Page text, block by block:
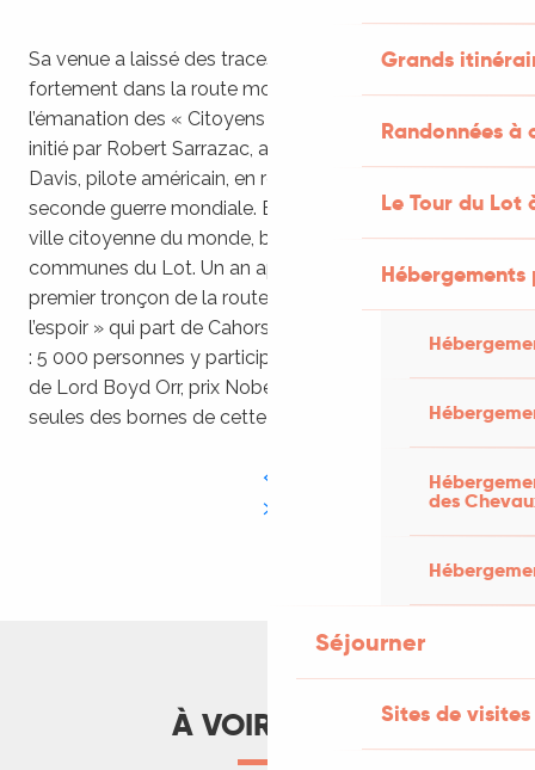
Grands
Randonnées
Le Tour du Lot
des
Séjourner
Sites de visites
Sa venue a laissé des traces : Il s’impliquera très
fortement dans la route mondiale n°1. Ce projet est
l’émanation des « Citoyens du monde », mouvement
initié par Robert Sarrazac, ancien résistant et Gary
Davis, pilote américain, en réaction aux horreurs de la
seconde guerre mondiale. En 1949, Cahors se déclare
ville citoyenne du monde, bientôt suivie par 239
communes du Lot. Un an après est inauguré le
premier tronçon de la route mondiale, « route de
l’espoir » qui part de Cahors jusqu’à Saint-Cirq-Lapopie
: 5 000 personnes y participent et écoutent le discours
de Lord Boyd Orr, prix Nobel de la Paix. Aujourd’hui
seules des bornes de cette route existent toujours…
À VOIR AUSSI